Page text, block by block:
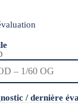
/ dernière